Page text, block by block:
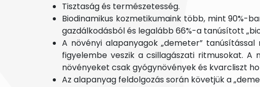
Tisztaság és természetesség.
Biodinamikus kozmetikumaink több, mint 90%-
gazdálkodásból és legalább 66%-a tanúsított
A növényi alapanyagok „demeter”
figyelembe veszik a csillagászati ritmusokat.
növényeket csak gyógynövények és kvarcliszt
Az alapanyag feldolgozás során követjük a